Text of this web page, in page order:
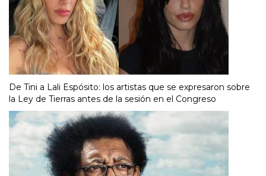
De Tini a Lali Espósito: los artistas que se expresaron sobre
la Ley de Tierras antes de la sesión en el Congreso